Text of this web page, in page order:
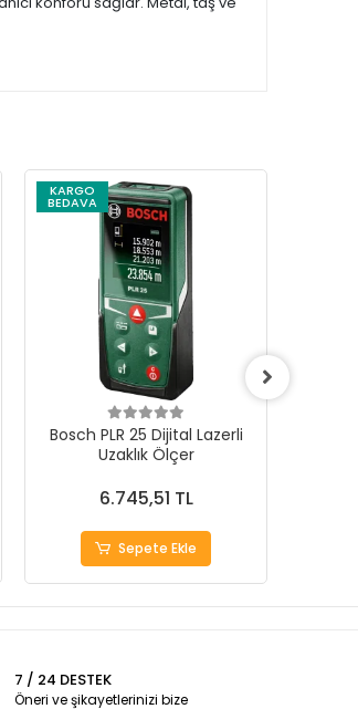
KARGO
BEDAVA
Bosch PLR 25 Dijital Lazerli
Uzaklık Ölçer
6.745,51 TL
Sepete Ekle
7 / 24 DESTEK
Öneri ve şikayetlerinizi bize